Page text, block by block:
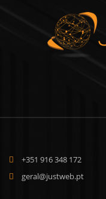
+351 916 348 172
geral@justweb.pt